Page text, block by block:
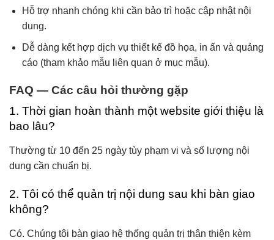
Hỗ trợ nhanh chóng khi cần bảo trì hoặc cập nhật nội
dung.
Dễ dàng kết hợp dịch vụ thiết kế đồ họa, in ấn và quảng
cáo (tham khảo mẫu liên quan ở mục mẫu).
FAQ — Các câu hỏi thường gặp
1. Thời gian hoàn thành một website giới thiệu là
bao lâu?
Thường từ 10 đến 25 ngày tùy phạm vi và số lượng nội
dung cần chuẩn bị.
2. Tôi có thể quản trị nội dung sau khi bàn giao
không?
Có. Chúng tôi bàn giao hệ thống quản trị thân thiện kèm